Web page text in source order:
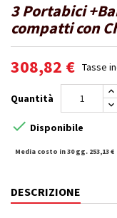
3 Portabici
compatti con
308,82 € Tasse
Quantità
 Disponibile
Media costo in 30 gg. 253,13 €
DESCRIZIONE